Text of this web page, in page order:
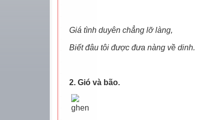
Giá tình duyên chẳng lỡ làng,
Biết đâu tôi được đưa nàng về dinh.
2. Gió và bão.